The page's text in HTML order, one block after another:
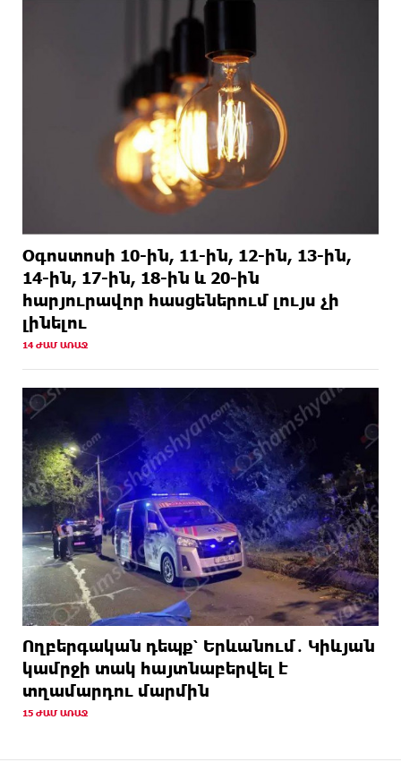
ԱՄՆ Սենատը մեծամասնությամբ ընդունել է
Ռուսաստանի և Իրանի դեմ պատժամիջոցների
ընդլայնման օրինագիծը
Օգոստոսի 10-ին, 11-ին, 12-ին, 13-ին,
14-ին, 17-ին, 18-ին և 20-ին
հարյուրավոր հասցեներում լույս չի
լինելու
14 ԺԱՄ ԱՌԱՋ
Ողբերգական դեպք՝ Երևանում․ Կիևյան
կամրջի տակ հայտնաբերվել է
տղամարդու մարմին
15 ԺԱՄ ԱՌԱՋ